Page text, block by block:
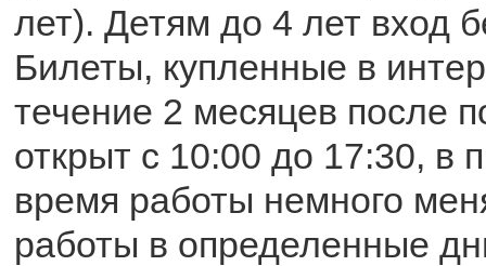
лет). Детям до 4 лет вход
Билеты, купленные в
течение 2 месяцев после
открыт с 10:00 до 17:30, в
время работы немного
работы в определенные